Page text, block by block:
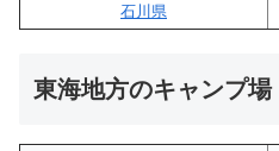
石川県
東海地方のキャンプ場